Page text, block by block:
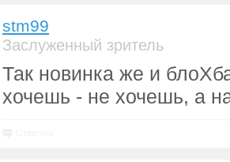
stm99
Заслуженный зритель
Так новинка же и
хочешь - не хочешь, а